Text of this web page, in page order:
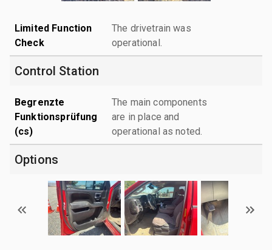
Limited Function
Check
The drivetrain was
operational.
Control Station
Begrenzte
Funktionsprüfung
(cs)
The main components
are in place and
operational as noted.
Options